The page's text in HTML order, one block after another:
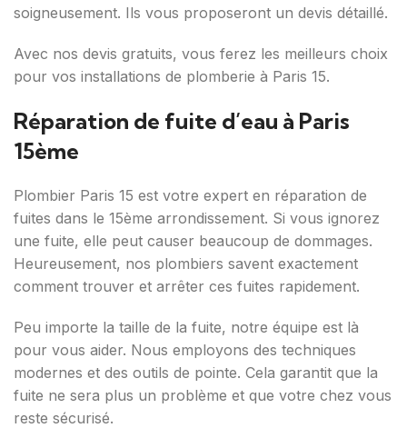
soigneusement. Ils vous proposeront un devis détaillé.
Avec nos devis gratuits, vous ferez les meilleurs choix
pour vos installations de plomberie à Paris 15.
Réparation de fuite d’eau à Paris
15ème
Plombier Paris 15 est votre expert en réparation de
fuites dans le 15ème arrondissement. Si vous ignorez
une fuite, elle peut causer beaucoup de dommages.
Heureusement, nos plombiers savent exactement
comment trouver et arrêter ces fuites rapidement.
Peu importe la taille de la fuite, notre équipe est là
pour vous aider. Nous employons des techniques
modernes et des outils de pointe. Cela garantit que la
fuite ne sera plus un problème et que votre chez vous
reste sécurisé.